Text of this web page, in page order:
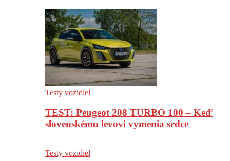
Testy vozidiel
TEST: Peugeot 208 TURBO 100 – Keď
slovenskému levovi vymenia srdce
Testy vozidiel